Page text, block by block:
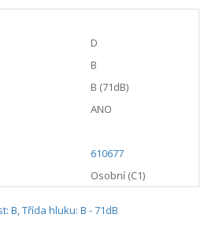
D
B
B (71dB)
ANO
610677
Osobní (C1)